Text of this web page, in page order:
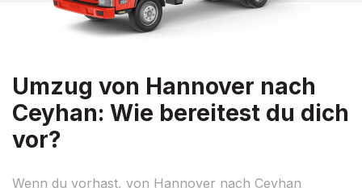
Umzug von Hannover nach
Ceyhan: Wie bereitest du dich
vor?
Wenn du vorhast, von Hannover nach Ceyhan